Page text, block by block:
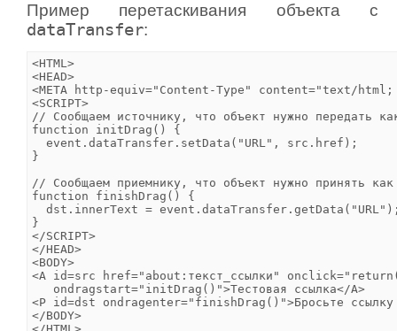
Пример перетаскивания объекта с
dataTransfer:
<HTML>
<HEAD>
<META http-equiv="Content-Type" content="text/html;
<SCRIPT>
// Сообщаем источнику, что объект нужно передать
function initDrag() {
  event.dataTransfer.setData("URL", src.href);
}
// Сообщаем приемнику, что объект нужно принять как
function finishDrag() {
dst.innerText =
}
</SCRIPT>
</HEAD>
<BODY>
<A id=src href="about:текст_ссылки"
   ondragstart="initDrag()">Тестовая ссылка</A>
<P id=dst ondragenter="finishDrag()">Бросьте ссылку
</BODY>